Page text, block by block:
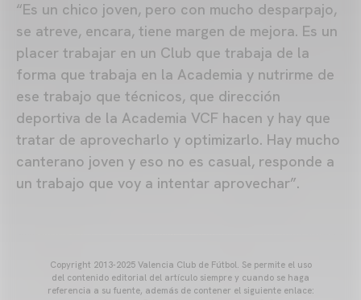
“Es un chico joven, pero con mucho desparpajo,
se atreve, encara, tiene margen de mejora. Es un
placer trabajar en un Club que trabaja de la
forma que trabaja en la Academia y nutrirme de
ese trabajo que técnicos, que dirección
deportiva de la Academia VCF hacen y hay que
tratar de aprovecharlo y optimizarlo. Hay mucho
canterano joven y eso no es casual, responde a
un trabajo que voy a intentar aprovechar”.
Copyright 2013-2025 Valencia Club de Fútbol. Se permite el uso
del contenido editorial del artículo siempre y cuando se haga
referencia a su fuente, además de contener el siguiente enlace: